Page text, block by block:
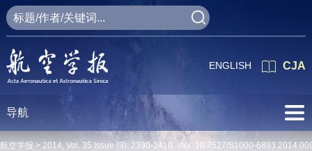
CJA
ENGLISH
导航
航空学报 > 2014, Vol. 35 Issue (9): 2390-2410 doi: 10.7527/S1000-